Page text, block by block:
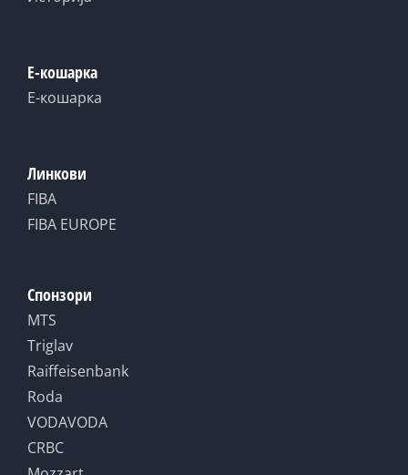
Е-кошарка
Е-кошарка
Линкови
FIBA
FIBA EUROPE
Спонзори
MTS
Triglav
Raiffeisenbank
Roda
VODAVODA
CRBC